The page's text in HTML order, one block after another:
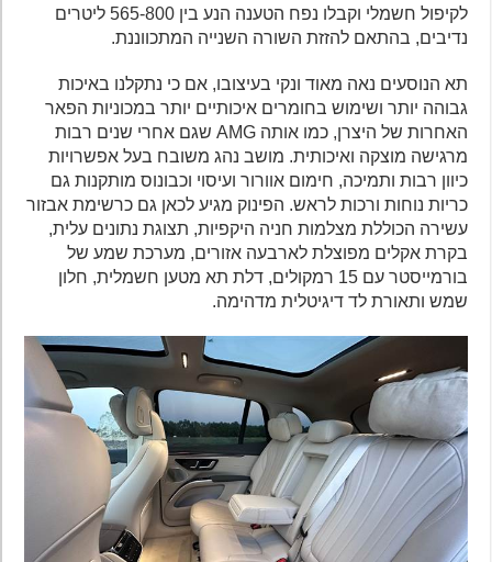
לקיפול חשמלי וקבלו נפח הטענה הנע בין 565-800 ליטרים
נדיבים, בהתאם להזזת השורה השנייה המתכווננת.
תא הנוסעים נאה מאוד ונקי בעיצובו, אם כי נתקלנו באיכות
גבוהה יותר ושימוש בחומרים איכותיים יותר במכוניות הפאר
האחרות של היצרן, כמו אותה AMG שגם אחרי שנים רבות
מרגישה מוצקה ואיכותית. מושב נהג משובח בעל אפשרויות
כיוון רבות ותמיכה, חימום אוורור ועיסוי וכבונוס מותקנות גם
כריות נוחות ורכות לראש. הפינוק מגיע לכאן גם כרשימת אבזור
עשירה הכוללת מצלמות חניה היקפיות, תצוגת נתונים עלית,
בקרת אקלים מפוצלת לארבעה אזורים, מערכת שמע של
בורמייסטר עם 15 רמקולים, דלת תא מטען חשמלית, חלון
שמש ותאורת לד דיגיטלית מדהימה.